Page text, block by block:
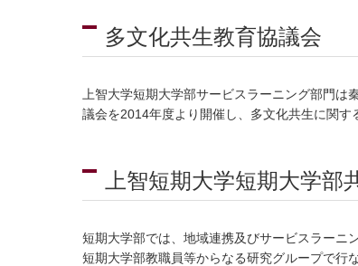
多文化共生教育協議会
上智大学短期大学部サービスラーニング部門
議会を2014年度より開催し、多文化共生に関す
上智短期大学短期大学部
短期大学部では、地域連携及びサービスラーニ
短期大学部教職員等からなる研究グループで行